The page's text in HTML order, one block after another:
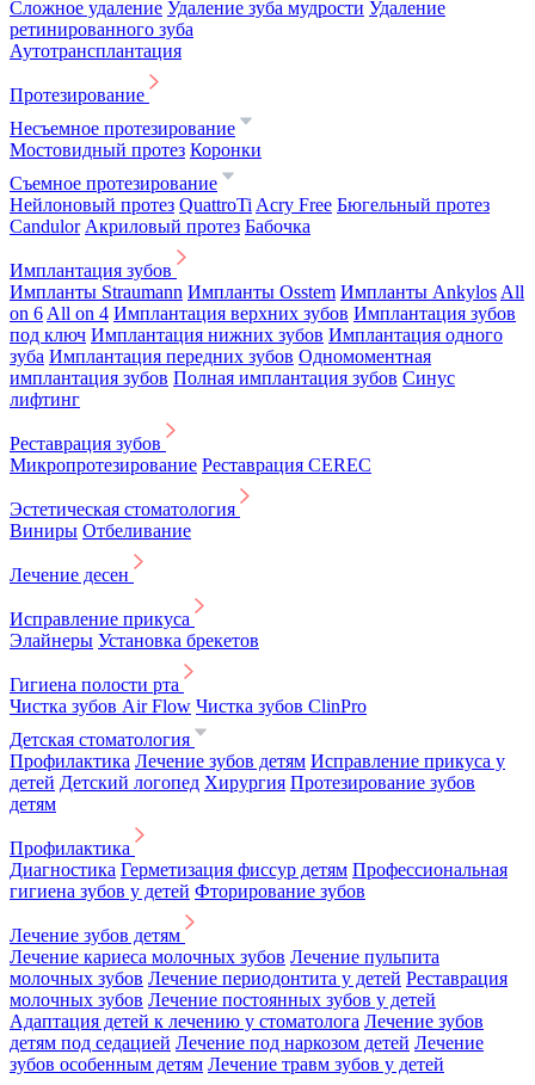
Сложное удаление Удаление зуба мудрости Удаление
ретинированного зуба
Аутотрансплантация
Протезирование
Несъемное протезирование
Мостовидный протез Коронки
Съемное протезирование
Нейлоновый протез QuattroTi Acry Free Бюгельный протез
Candulor Акриловый протез Бабочка
Имплантация зубов
Импланты Straumann Импланты Osstem Импланты Ankylos All
on 6 All on 4 Имплантация верхних зубов Имплантация зубов
под ключ Имплантация нижних зубов Имплантация одного
зуба Имплантация передних зубов Одномоментная
имплантация зубов Полная имплантация зубов Синус
лифтинг
Реставрация зубов
Микропротезирование Реставрация CEREC
Эстетическая стоматология
Виниры Отбеливание
Лечение десен
Исправление прикуса
Элайнеры Установка брекетов
Гигиена полости рта
Чистка зубов Air Flow Чистка зубов ClinPro
Детская стоматология
Профилактика Лечение зубов детям Исправление прикуса у
детей Детский логопед Хирургия Протезирование зубов
детям
Профилактика
Диагностика Герметизация фиссур детям Профессиональная
гигиена зубов у детей Фторирование зубов
Лечение зубов детям
Лечение кариеса молочных зубов Лечение пульпита
молочных зубов Лечение периодонтита у детей Реставрация
молочных зубов Лечение постоянных зубов у детей
Адаптация детей к лечению у стоматолога Лечение зубов
детям под седацией Лечение под наркозом детей Лечение
зубов особенным детям Лечение травм зубов у детей